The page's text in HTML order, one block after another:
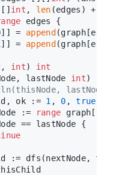
int , len (edges) +
edges {
]] = append (graph[edge[
]] = append (graph[edge[
, int)
int
lastNode int)
lastNode)
ok :=
1 , 0 , true
:= range
== lastNode {
:= dfs(nextNode,